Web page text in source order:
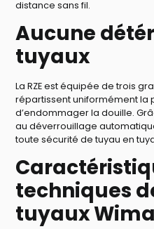
distance sans fil.
Aucune
tuyaux
La RZE est équipée de trois
répartissent uniformément la
d’endommager la douille.
au déverrouillage
toute sécurité de tuyau en
techniques
tuyaux